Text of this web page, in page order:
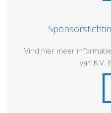
Vind hier meer
van K.V.